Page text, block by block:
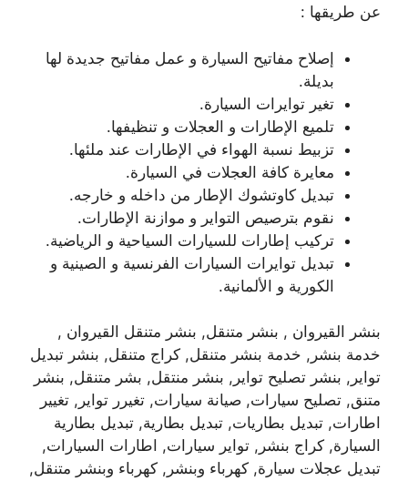
عن طريقها :
إصلاح مفاتيح السيارة و عمل مفاتيح جديدة لها
بديلة.
تغير توايرات السيارة.
تلميع الإطارات و العجلات و تنظيفها.
تزبيط نسبة الهواء في الإطارات عند ملئها.
معايرة كافة العجلات في السيارة.
تبديل كاوتشوك الإطار من داخله و خارجه.
نقوم بترصيص التواير و موازنة الإطارات.
تركيب إطارات للسيارات السياحية و الرياضية.
تبديل توايرات السيارات الفرنسية و الصينية و
الكورية و الألمانية.
بنشر القيروان , بنشر متنقل, بنشر متنقل القيروان ,
خدمة بنشر, خدمة بنشر متنقل, كراج متنقل, بنشر تبديل
تواير, بنشر تصليح تواير, بنشر منتقل, بشر متنقل, بنشر
متنق, تصليح سيارات, صيانة سيارات, تغيرر تواير, تغيير
اطارات, تبديل بطاريات, تبديل بطارية, تبديل بطارية
السيارة, كراج بنشر, تواير سيارات, اطارات السيارات,
تبديل عجلات سيارة, كهرباء وبنشر, كهرباء وبنشر متنقل,